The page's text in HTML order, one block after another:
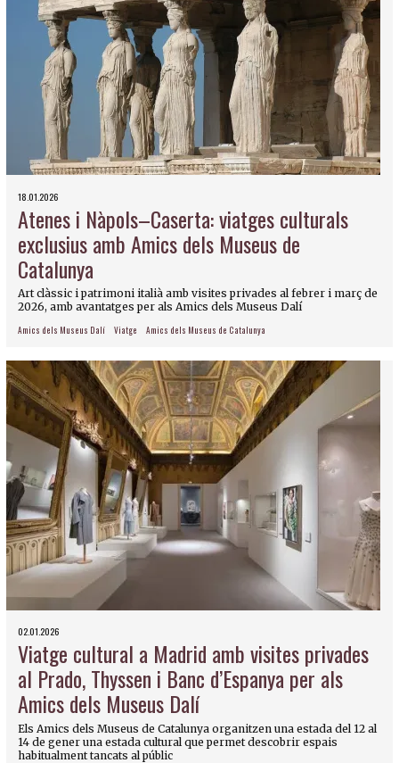
18.01.2026
Atenes i Nàpols–Caserta: viatges culturals
exclusius amb Amics dels Museus de
Catalunya
Art clàssic i patrimoni italià amb visites privades al febrer i març de
2026, amb avantatges per als Amics dels Museus Dalí
Amics dels Museus Dalí Viatge Amics dels Museus de Catalunya
02.01.2026
Viatge cultural a Madrid amb visites privades
al Prado, Thyssen i Banc d’Espanya per als
Amics dels Museus Dalí
Els Amics dels Museus de Catalunya organitzen una estada del 12 al
14 de gener una estada cultural que permet descobrir espais
habitualment tancats al públic